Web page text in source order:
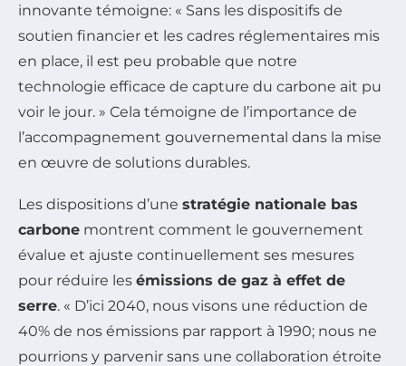
innovante témoigne: « Sans les dispositifs de
soutien financier et les cadres réglementaires mis
en place, il est peu probable que notre
technologie efficace de capture du carbone ait pu
voir le jour. » Cela témoigne de l’importance de
l’accompagnement gouvernemental dans la mise
en œuvre de solutions durables.
Les dispositions d’une stratégie nationale bas
carbone montrent comment le gouvernement
évalue et ajuste continuellement ses mesures
pour réduire les émissions de gaz à effet de
serre. « D’ici 2040, nous visons une réduction de
40% de nos émissions par rapport à 1990; nous ne
pourrions y parvenir sans une collaboration étroite